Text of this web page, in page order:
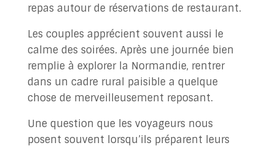
repas autour de réservations de restaurant.
Les couples apprécient souvent aussi le
calme des soirées. Après une journée bien
remplie à explorer la Normandie, rentrer
dans un cadre rural paisible a quelque
chose de merveilleusement reposant.
Une question que les voyageurs nous
posent souvent lorsqu’ils préparent leurs